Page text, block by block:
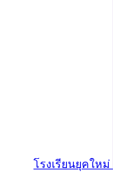
โรงเรียนยุคใหม่